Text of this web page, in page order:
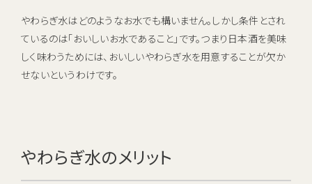
やわらぎ水はどのようなお水でも構いません。しかし条件とされ
ているのは「おいしいお水であること」です。つまり日本酒を美味
しく味わうためには、おいしいやわらぎ水を用意することが欠か
せないというわけです。
やわらぎ水のメリット